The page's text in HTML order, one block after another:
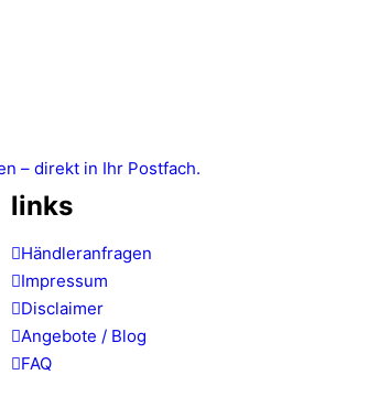
– direkt in Ihr Postfach.
links
Händleranfragen
Impressum
Disclaimer
Angebote / Blog
FAQ